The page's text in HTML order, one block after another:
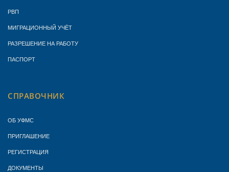
РВП
МИГРАЦИОННЫЙ УЧЁТ
РАЗРЕШЕНИЕ НА РАБОТУ
ПАСПОРТ
СПРАВОЧНИК
ОБ УФМС
ПРИГЛАШЕНИЕ
РЕГИСТРАЦИЯ
ДОКУМЕНТЫ